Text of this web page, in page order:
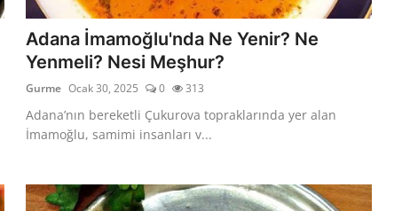
Adana İmamoğlu'nda Ne Yenir? Ne
Yenmeli? Nesi Meşhur?
Gurme Ocak 30, 2025 0 313
Adana’nın bereketli Çukurova topraklarında yer alan
İmamoğlu, samimi insanları v...